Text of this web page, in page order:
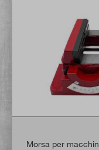
Morsa per